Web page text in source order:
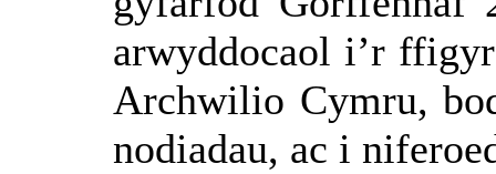
arwyddocaol i’r
Archwilio Cymru,
nodiadau, ac i